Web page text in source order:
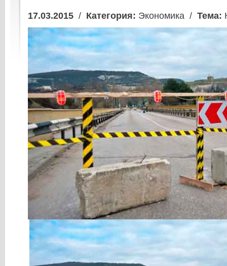
17.03.2015 / Категория: Экономика / Тема: